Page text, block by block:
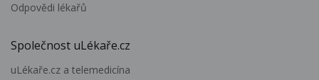
Odpovědi lékařů
Společnost uLékaře.cz
uLékaře.cz a telemedicína